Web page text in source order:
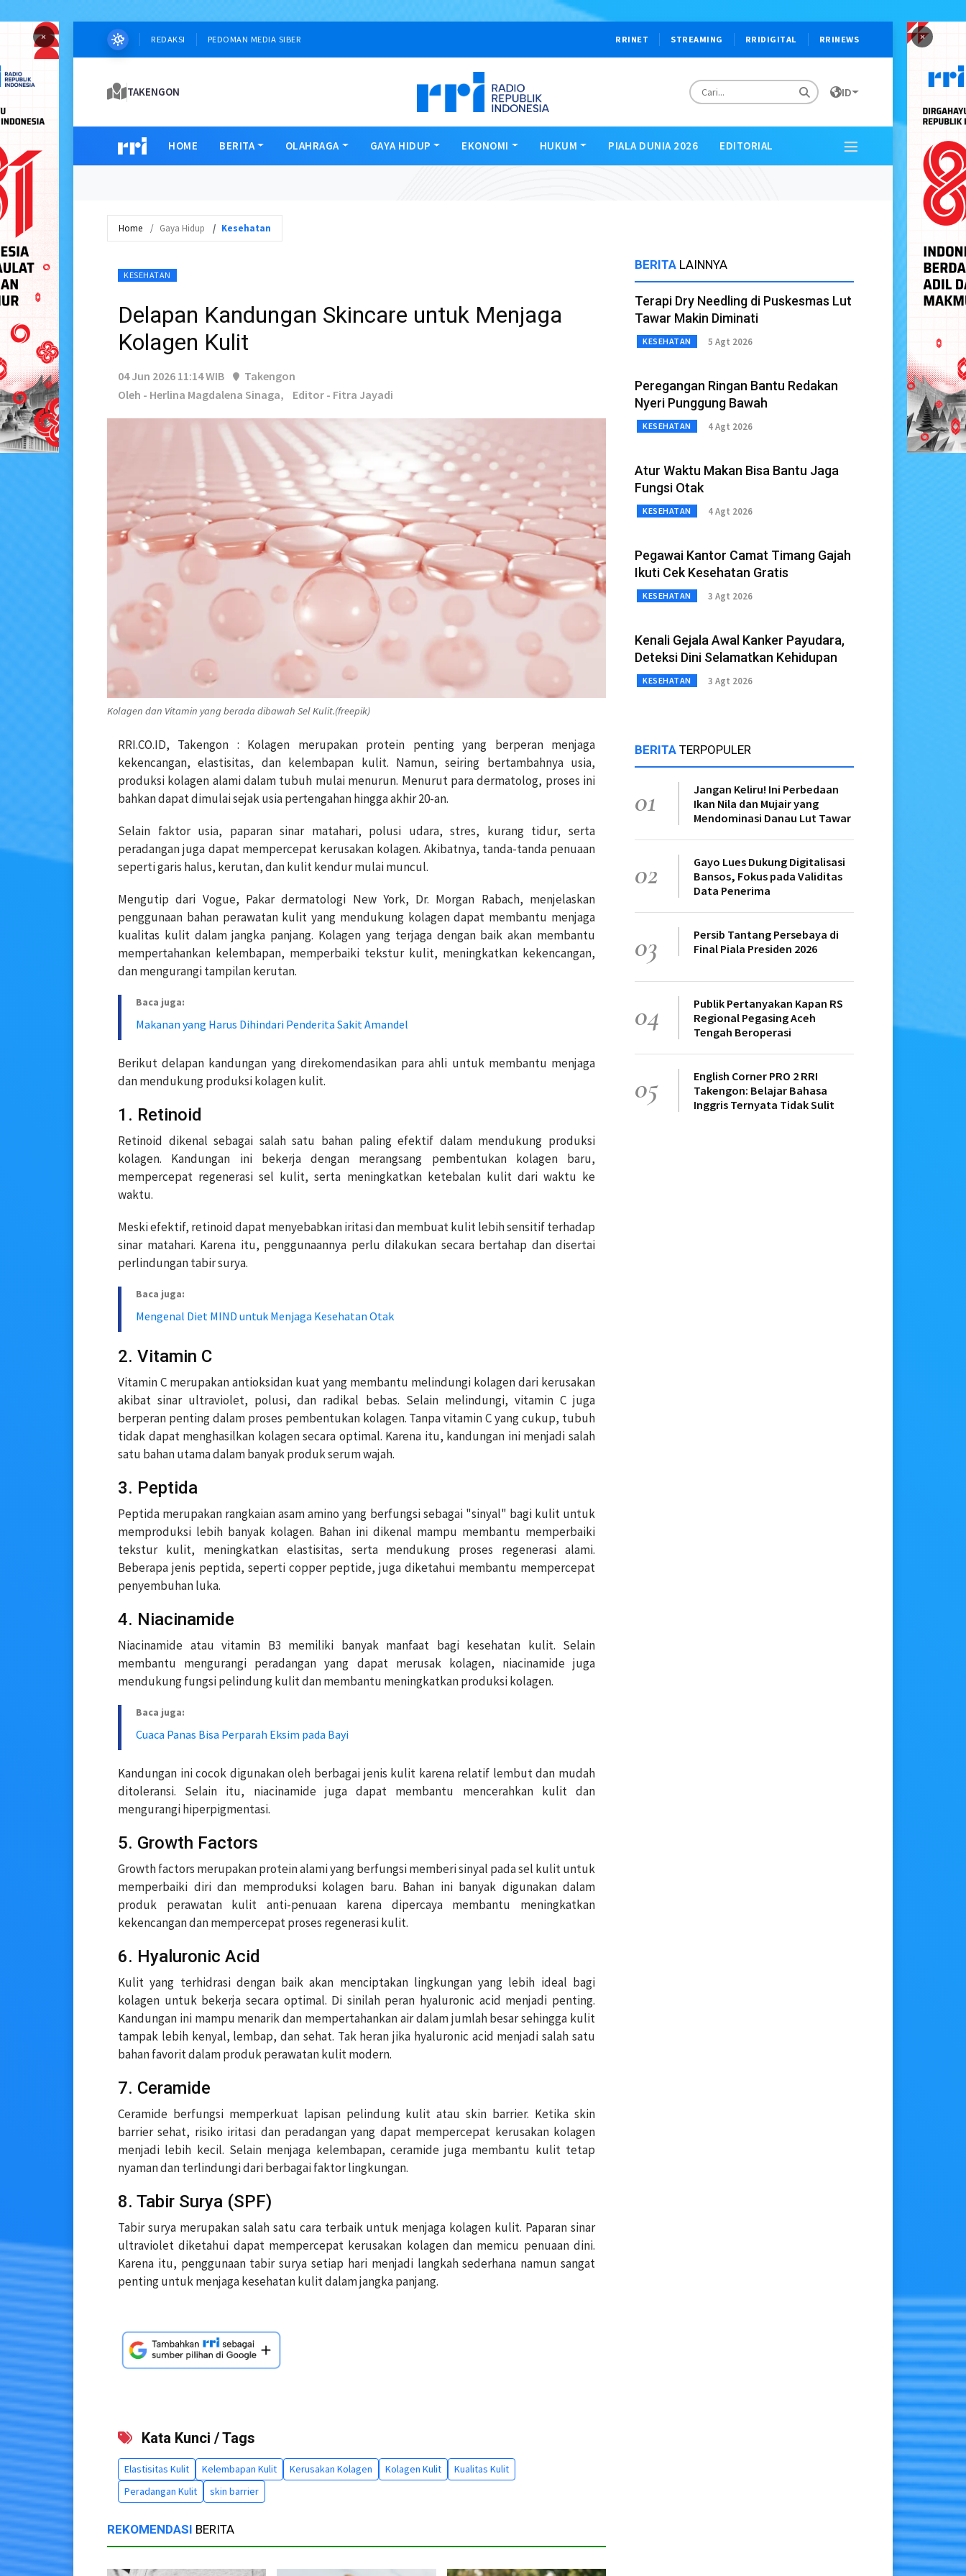
× ×
REDAKSI PEDOMAN MEDIA SIBER RRINET STREAMING RRIDIGITAL RRINEWS
TAKENGON ID
HOME BERITA OLAHRAGA GAYA HIDUP EKONOMI HUKUM PIALA DUNIA 2026 EDITORIAL
Home Gaya Hidup Kesehatan
KESEHATAN
Delapan Kandungan Skincare untuk Menjaga
Kolagen Kulit
04 Jun 2026 11:14 WIB
Takengon
Oleh - Herlina Magdalena Sinaga,
Editor - Fitra Jayadi
Kolagen dan Vitamin yang berada dibawah Sel Kulit.(freepik)
RRI.CO.ID, Takengon : Kolagen merupakan protein penting yang berperan menjaga
kekencangan, elastisitas, dan kelembapan kulit. Namun, seiring bertambahnya usia,
produksi kolagen alami dalam tubuh mulai menurun. Menurut para dermatolog, proses ini
bahkan dapat dimulai sejak usia pertengahan hingga akhir 20-an.
Selain faktor usia, paparan sinar matahari, polusi udara, stres, kurang tidur, serta
peradangan juga dapat mempercepat kerusakan kolagen. Akibatnya, tanda-tanda penuaan
seperti garis halus, kerutan, dan kulit kendur mulai muncul.
Mengutip dari Vogue, Pakar dermatologi New York, Dr. Morgan Rabach, menjelaskan
penggunaan bahan perawatan kulit yang mendukung kolagen dapat membantu menjaga
kualitas kulit dalam jangka panjang. Kolagen yang terjaga dengan baik akan membantu
mempertahankan kelembapan, memperbaiki tekstur kulit, meningkatkan kekencangan,
dan mengurangi tampilan kerutan.
Baca juga:
Makanan yang Harus Dihindari Penderita Sakit Amandel
Berikut delapan kandungan yang direkomendasikan para ahli untuk membantu menjaga
dan mendukung produksi kolagen kulit.
1. Retinoid
Retinoid dikenal sebagai salah satu bahan paling efektif dalam mendukung produksi
kolagen. Kandungan ini bekerja dengan merangsang pembentukan kolagen baru,
mempercepat regenerasi sel kulit, serta meningkatkan ketebalan kulit dari waktu ke
waktu.
Meski efektif, retinoid dapat menyebabkan iritasi dan membuat kulit lebih sensitif terhadap
sinar matahari. Karena itu, penggunaannya perlu dilakukan secara bertahap dan disertai
perlindungan tabir surya.
Baca juga:
Mengenal Diet MIND untuk Menjaga Kesehatan Otak
2. Vitamin C
Vitamin C merupakan antioksidan kuat yang membantu melindungi kolagen dari kerusakan
akibat sinar ultraviolet, polusi, dan radikal bebas. Selain melindungi, vitamin C juga
berperan penting dalam proses pembentukan kolagen. Tanpa vitamin C yang cukup, tubuh
tidak dapat menghasilkan kolagen secara optimal. Karena itu, kandungan ini menjadi salah
satu bahan utama dalam banyak produk serum wajah.
3. Peptida
Peptida merupakan rangkaian asam amino yang berfungsi sebagai "sinyal" bagi kulit untuk
memproduksi lebih banyak kolagen. Bahan ini dikenal mampu membantu memperbaiki
tekstur kulit, meningkatkan elastisitas, serta mendukung proses regenerasi alami.
Beberapa jenis peptida, seperti copper peptide, juga diketahui membantu mempercepat
penyembuhan luka.
4. Niacinamide
Niacinamide atau vitamin B3 memiliki banyak manfaat bagi kesehatan kulit. Selain
membantu mengurangi peradangan yang dapat merusak kolagen, niacinamide juga
mendukung fungsi pelindung kulit dan membantu meningkatkan produksi kolagen.
Baca juga:
Cuaca Panas Bisa Perparah Eksim pada Bayi
Kandungan ini cocok digunakan oleh berbagai jenis kulit karena relatif lembut dan mudah
ditoleransi. Selain itu, niacinamide juga dapat membantu mencerahkan kulit dan
mengurangi hiperpigmentasi.
5. Growth Factors
Growth factors merupakan protein alami yang berfungsi memberi sinyal pada sel kulit untuk
memperbaiki diri dan memproduksi kolagen baru. Bahan ini banyak digunakan dalam
produk perawatan kulit anti-penuaan karena dipercaya membantu meningkatkan
kekencangan dan mempercepat proses regenerasi kulit.
6. Hyaluronic Acid
Kulit yang terhidrasi dengan baik akan menciptakan lingkungan yang lebih ideal bagi
kolagen untuk bekerja secara optimal. Di sinilah peran hyaluronic acid menjadi penting.
Kandungan ini mampu menarik dan mempertahankan air dalam jumlah besar sehingga kulit
tampak lebih kenyal, lembap, dan sehat. Tak heran jika hyaluronic acid menjadi salah satu
bahan favorit dalam produk perawatan kulit modern.
7. Ceramide
Ceramide berfungsi memperkuat lapisan pelindung kulit atau skin barrier. Ketika skin
barrier sehat, risiko iritasi dan peradangan yang dapat mempercepat kerusakan kolagen
menjadi lebih kecil. Selain menjaga kelembapan, ceramide juga membantu kulit tetap
nyaman dan terlindungi dari berbagai faktor lingkungan.
8. Tabir Surya (SPF)
Tabir surya merupakan salah satu cara terbaik untuk menjaga kolagen kulit. Paparan sinar
ultraviolet diketahui dapat mempercepat kerusakan kolagen dan memicu penuaan dini.
Karena itu, penggunaan tabir surya setiap hari menjadi langkah sederhana namun sangat
penting untuk menjaga kesehatan kulit dalam jangka panjang.
Kata Kunci / Tags
Elastisitas Kulit Kelembapan Kulit Kerusakan Kolagen Kolagen Kulit
Kualitas Kulit
Peradangan Kulit
skin barrier
REKOMENDASI BERITA
BERITA LAINNYA
Terapi Dry Needling di Puskesmas Lut
Tawar Makin Diminati
KESEHATAN 5 Agt 2026
Peregangan Ringan Bantu Redakan
Nyeri Punggung Bawah
KESEHATAN 4 Agt 2026
Atur Waktu Makan Bisa Bantu Jaga
Fungsi Otak
KESEHATAN 4 Agt 2026
Pegawai Kantor Camat Timang Gajah
Ikuti Cek Kesehatan Gratis
KESEHATAN 3 Agt 2026
Kenali Gejala Awal Kanker Payudara,
Deteksi Dini Selamatkan Kehidupan
KESEHATAN 3 Agt 2026
BERITA TERPOPULER
01
Jangan Keliru! Ini Perbedaan
Ikan Nila dan Mujair yang
Mendominasi Danau Lut Tawar
02
Gayo Lues Dukung Digitalisasi
Bansos, Fokus pada Validitas
Data Penerima
03
Persib Tantang Persebaya di
Final Piala Presiden 2026
04
Publik Pertanyakan Kapan RS
Regional Pegasing Aceh
Tengah Beroperasi
05
English Corner PRO 2 RRI
Takengon: Belajar Bahasa
Inggris Ternyata Tidak Sulit